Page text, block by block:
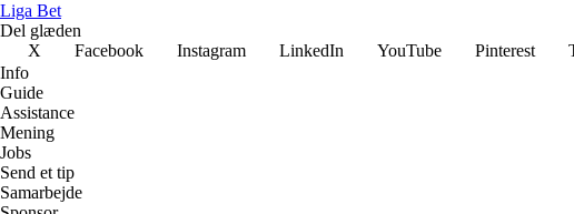
Liga Bet
Del glæden
X
Facebook Instagram LinkedIn YouTube Pinterest
Info
Guide
Assistance
Mening
Jobs
Send et tip
Samarbejde